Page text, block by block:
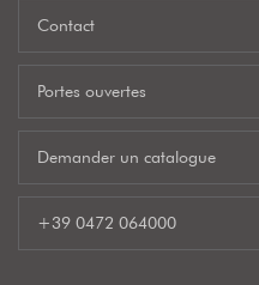
Contact
Portes ouvertes
Demander un catalogue
+39 0472 064000